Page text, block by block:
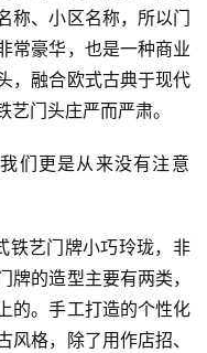
称、小区名称，所以门
常豪华，也是一种商业
，融合欧式古典于现代
门头庄严而严肃。
的造型主要有两类，
的。手工打造的个性化
格，除了用作店招、